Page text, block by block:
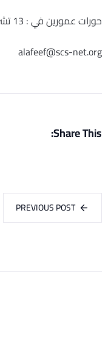
حورات عمورين في : 13 تشرين الثاني 2009
alafeef@scs-net.org
Share This:
PREVIOUS POST